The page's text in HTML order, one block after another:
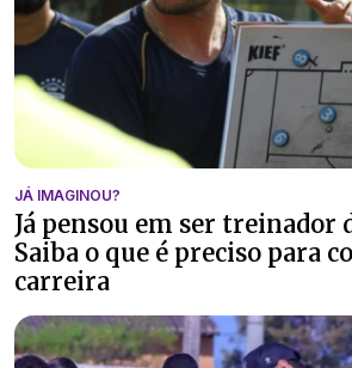
JÁ IMAGINOU?
Já pensou em ser treinador
Saiba o que é preciso para
carreira